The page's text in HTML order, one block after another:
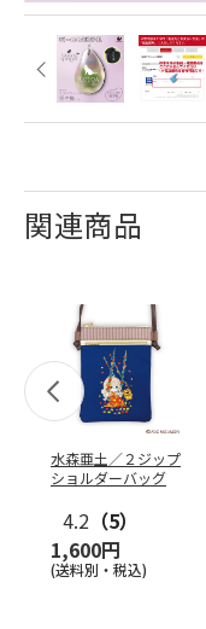
関連商品
水森亜土／２ジップ
ショルダーバッグ
4.2 （5）
1,600円
(送料別・税込)